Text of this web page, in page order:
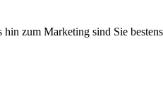
zum Marketing sind Sie bestens